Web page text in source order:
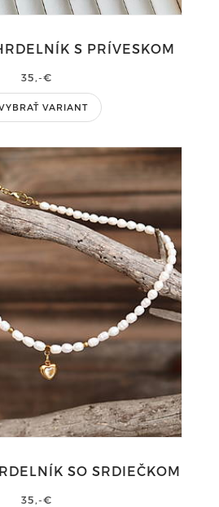
S PRÍVESKOM
35,-€
VARIANT
SO SRDIEČKOM
35,-€